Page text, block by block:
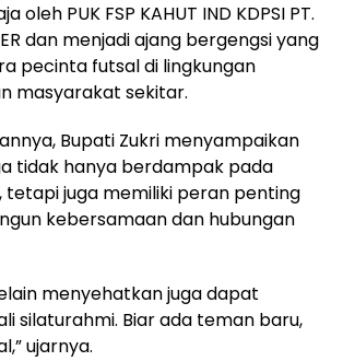
oleh PUK FSP KAHUT IND KDPSI PT.
dan menjadi ajang bergengsi yang
pecinta futsal di lingkungan
masyarakat sekitar.
Bupati Zukri menyampaikan
tidak hanya berdampak pada
tetapi juga memiliki peran penting
kebersamaan dan hubungan
menyehatkan juga dapat
silaturahmi. Biar ada teman baru,
ujarnya.